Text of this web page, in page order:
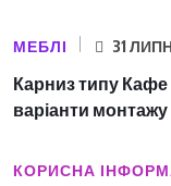
МЕБЛІ 31
Карниз типу Кафе
варіанти монтажу
КОРИСНА